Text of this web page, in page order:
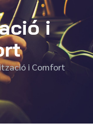
i
i Comfort